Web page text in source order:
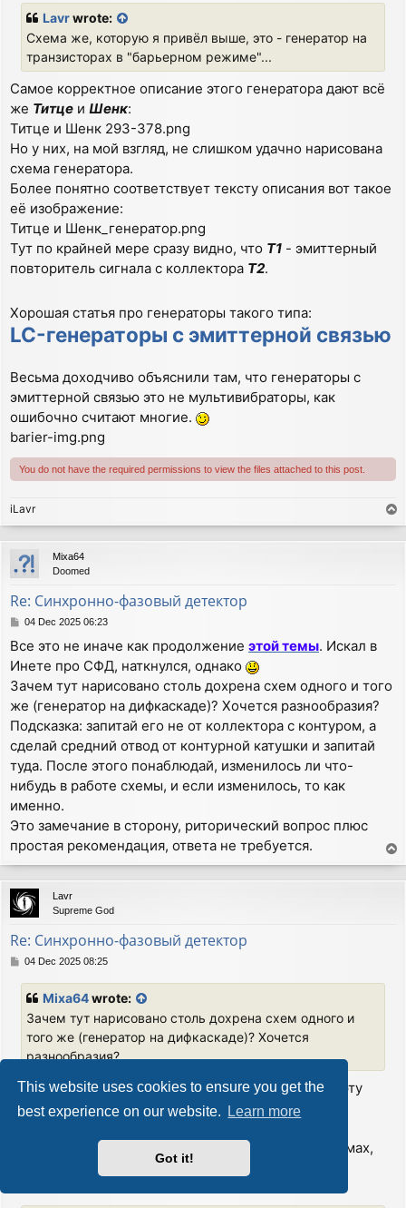
This website uses cookies to ensure you get the
best experience on our website.
Learn more
Got it!
Lavrwrote:
Схема же, которую я привёл выше, это - генератор на
транзисторах в "барьерном режиме"...
Самое корректное описание этого генератора дают всё
же Титце и Шенк:
Титце и Шенк 293-378.png
Но у них, на мой взгляд, не слишком удачно нарисована
схема генератора.
Более понятно соответствует тексту описания вот такое
её изображение:
Титце и Шенк_генератор.png
Тут по крайней мере сразу видно, что Т1 - эмиттерный
повторитель сигнала с коллектора Т2.
Хорошая статья про генераторы такого типа:
LC-генераторы с эмиттерной связью
Весьма доходчиво объяснили там, что генераторы с
эмиттерной связью это не мультивибраторы, как
ошибочно считают многие.
barier-img.png
You do not have the required permissions to view the files attached to this post.
iLavr
o
p
Mixa64
Doomed
Re: Синхронно-фазовый детектор
P
s
t
04 Dec 2025 06:23
Все это не иначе как продолжение этой темы. Искал в
Инете про СФД, наткнулся, однако
Зачем тут нарисовано столь дохрена схем одного и того
же (генератор на дифкаскаде)? Хочется разнообразия?
Подсказка: запитай его не от коллектора с контуром, а
сделай средний отвод от контурной катушки и запитай
туда. После этого понаблюдай, изменилось ли что-
нибудь в работе схемы, и если изменилось, то как
именно.
Это замечание в сторону, риторический вопрос плюс
простая рекомендация, ответа не требуется.
o
p
Lavr
Supreme God
Re: Синхронно-фазовый детектор
P04 Dec 2025 08:25
Mixa64wrote:
Зачем тут нарисовано столь дохрена схем одного и
того же (генератор на дифкаскаде)? Хочется
разнообразия?
Затем, что больше половины Интернета считают эту
схему мультивибратором.
интернациональным. И то, что изображено на схемах,
поймет даже посетитель, не владеющий русским